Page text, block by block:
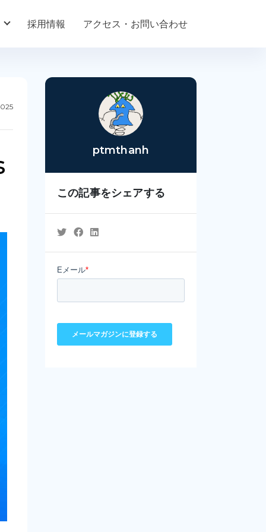
採用情報 アクセス・お問い合わせ
ptmthanh
この記事をシェアする